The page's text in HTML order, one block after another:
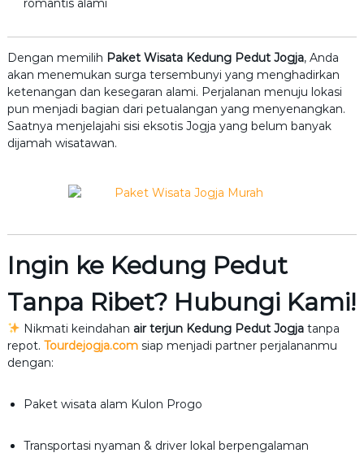
romantis alami
Dengan memilih Paket Wisata Kedung Pedut Jogja, Anda
akan menemukan surga tersembunyi yang menghadirkan
ketenangan dan kesegaran alami. Perjalanan menuju lokasi
pun menjadi bagian dari petualangan yang menyenangkan.
Saatnya menjelajahi sisi eksotis Jogja yang belum banyak
dijamah wisatawan.
Ingin ke Kedung Pedut
Tanpa Ribet? Hubungi Kami!
Nikmati keindahan air terjun Kedung Pedut Jogjatanpa
repot. Tourdejogja.comsiap menjadi partner perjalananmu
dengan:
Paket wisata alam Kulon Progo
Transportasi nyaman & driver lokal berpengalaman